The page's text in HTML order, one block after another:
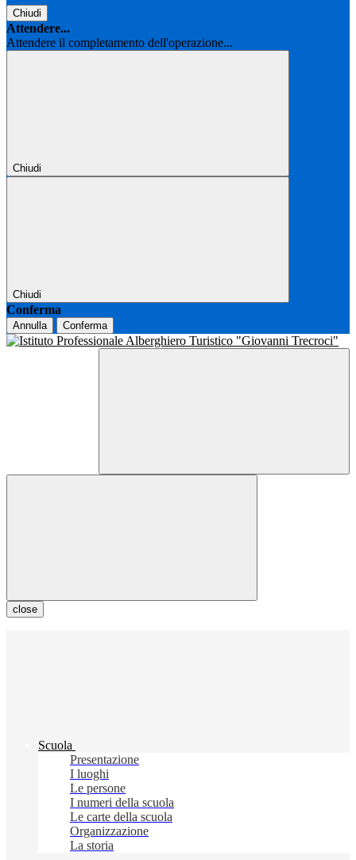
Chiudi
Attendere...
Attendere il completamento dell'operazione...
Chiudi
Chiudi
Conferma
Annulla Conferma
close
Scuola
Presentazione
I luoghi
Le persone
I numeri della scuola
Le carte della scuola
Organizzazione
La storia